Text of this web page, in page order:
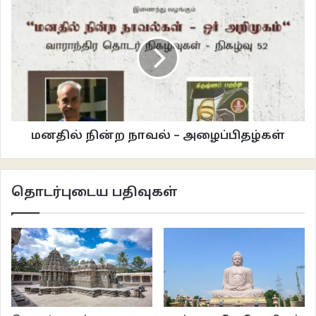
உறவினர்கள் பேசிக்கொண்டிருக்கலாம். அந்த யாரோ ஒருவர் – யாராக
வேண்டுமானாலும் இருக்கலாம். இவர்களது கதை பெரும்பாலும் நட்பு, உறவு
வட்டங்களை தாண்டி வருவதில்லை. ஆனால் அந்த மனிதரின் கதை அரசியலும்,
மதமும், எழுத்தும் கலந்ததாய் இருந்தால் அது நம்மை மலைக்க வைக்கும்
சினிமாவாக மாறலாம் . அத்தகைய சினிமாக்களில் ஒன்று – மண்டோ.
எழுத்து – இயக்கம் : நந்திதா தாஸ்
மனதில் நின்ற நாவல் – அழைப்பிதழ்கள்
தொடர்புடைய பதிவுகள்